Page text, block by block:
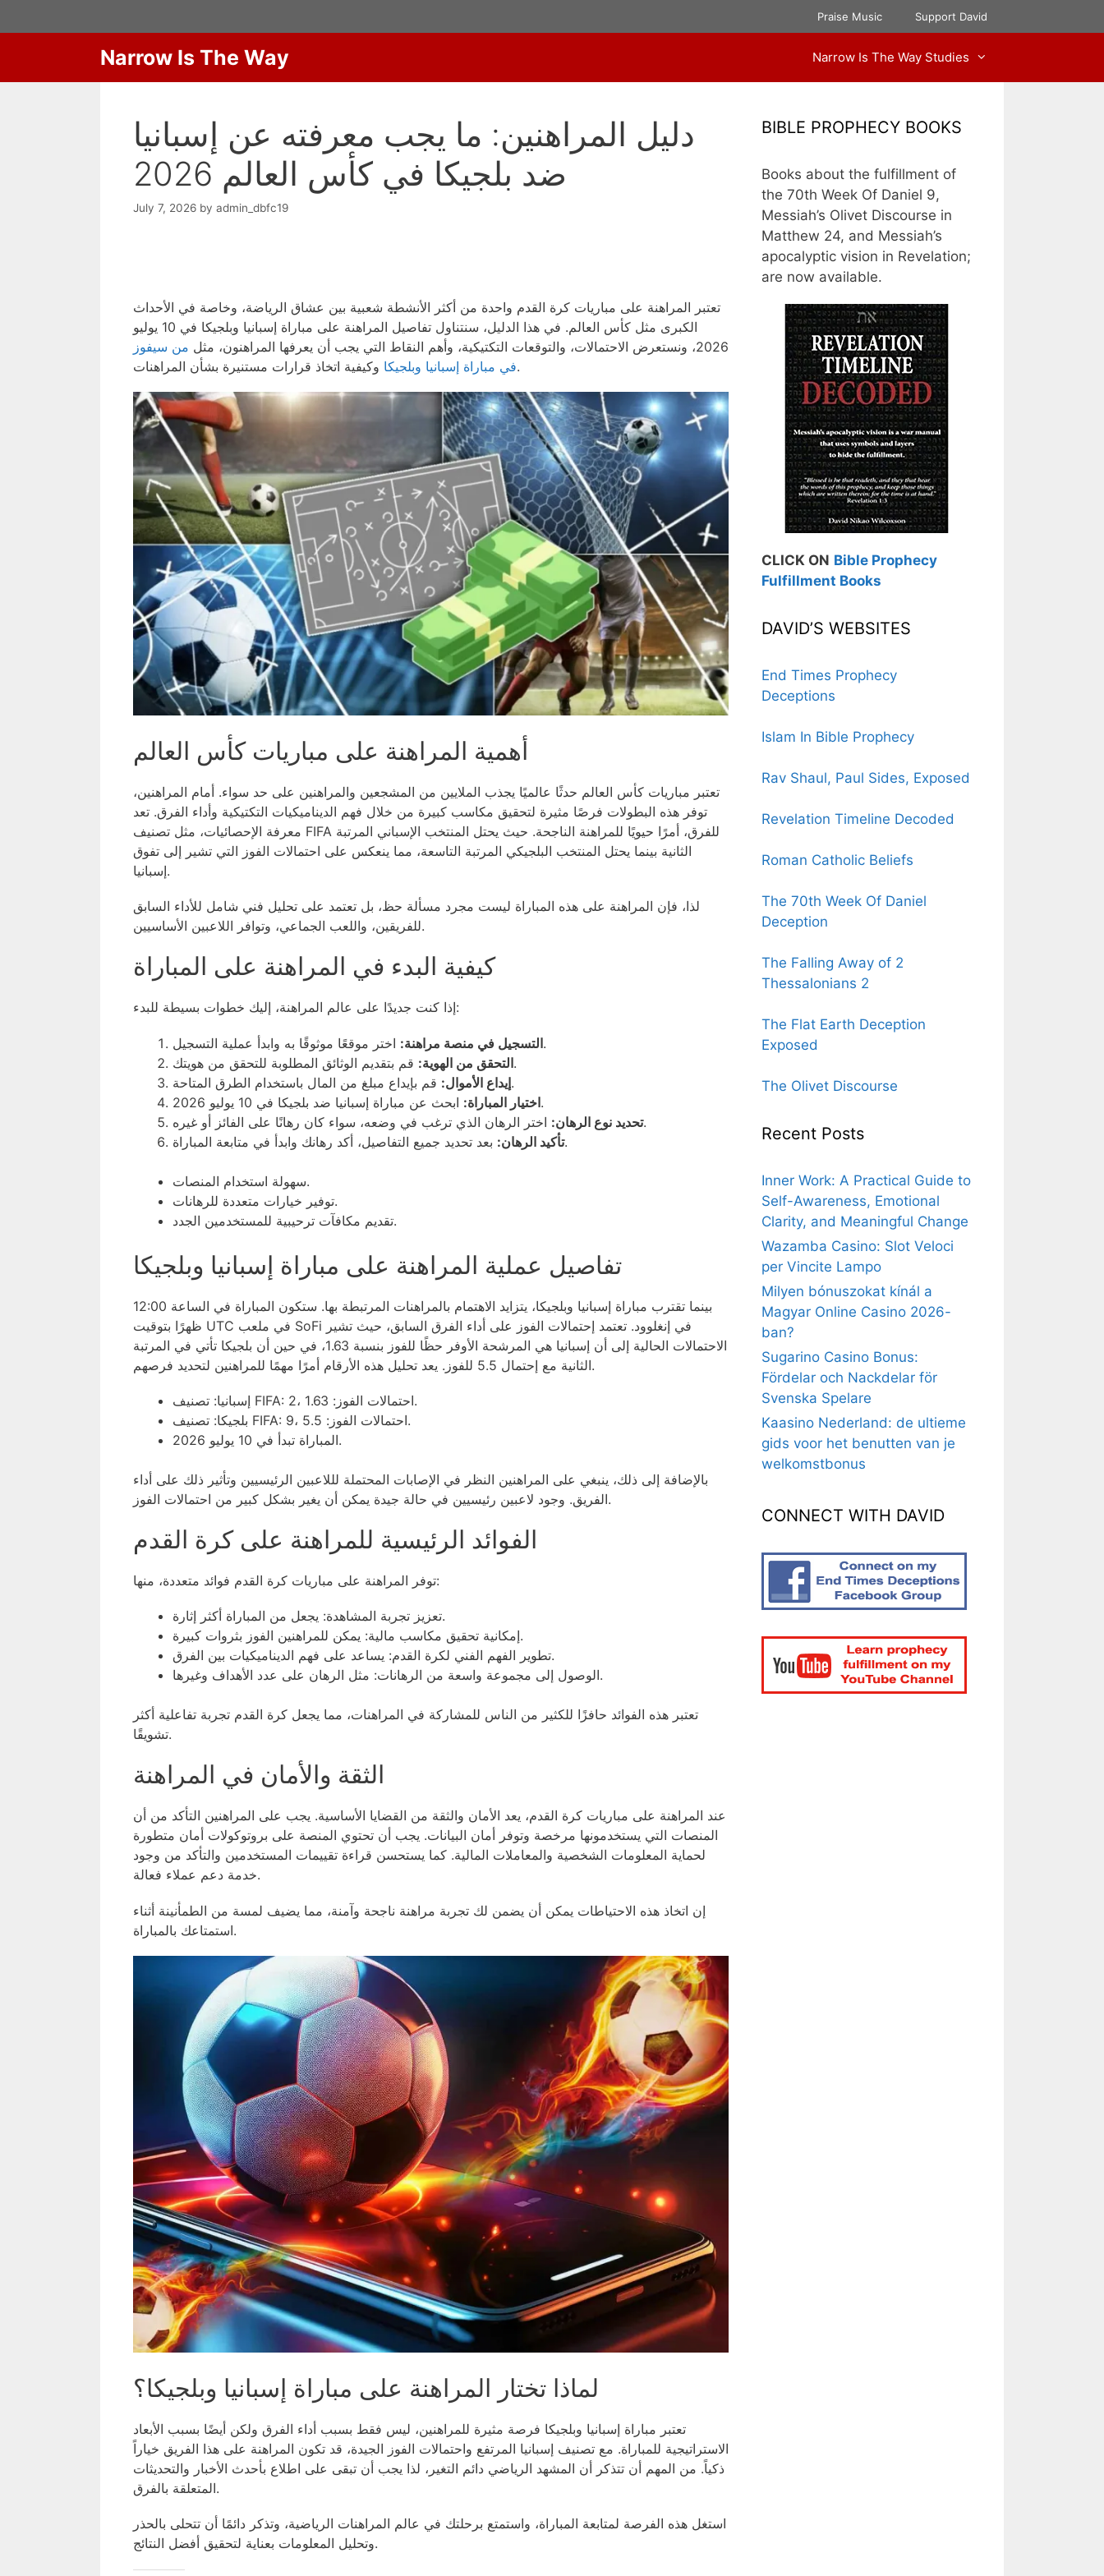
to
Praise Music Support David
Narrow Is The Way Narrow Is The Way Studies
دليل المراهنين: ما يجب معرفته عن إسبانيا
ضد بلجيكا في كأس العالم 2026
July 7, 2026 by admin_dbfc19
تعتبر المراهنة على مباريات كرة القدم واحدة من أكثر الأنشطة شعبية بين عشاق الرياضة، وخاصة في الأحداث
الكبرى مثل كأس العالم. في هذا الدليل، سنتناول تفاصيل المراهنة على مباراة إسبانيا وبلجيكا في 10 يوليو
2026، ونستعرض الاحتمالات، والتوقعات التكتيكية، وأهم النقاط التي يجب أن يعرفها المراهنون، مثل
من سيفوز
في مباراة إسبانيا وبلجيكاوكيفية اتخاذ قرارات مستنيرة بشأن المراهنات.
أهمية المراهنة على مباريات كأس العالم
تعتبر مباريات كأس العالم حدثًا عالميًا يجذب الملايين من المشجعين والمراهنين على حد سواء. أمام المراهنين،
توفر هذه البطولات فرصًا مثيرة لتحقيق مكاسب كبيرة من خلال فهم الديناميكيات التكتيكية وأداء الفرق. تعد
معرفة الإحصائيات، مثل تصنيف FIFA للفرق، أمرًا حيويًا للمراهنة الناجحة. حيث يحتل المنتخب الإسباني المرتبة
الثانية بينما يحتل المنتخب البلجيكي المرتبة التاسعة، مما ينعكس على احتمالات الفوز التي تشير إلى تفوق
إسبانيا.
لذا، فإن المراهنة على هذه المباراة ليست مجرد مسألة حظ، بل تعتمد على تحليل فني شامل للأداء السابق
للفريقين، واللعب الجماعي، وتوافر اللاعبين الأساسيين.
كيفية البدء في المراهنة على المباراة
إذا كنت جديدًا على عالم المراهنة، إليك خطوات بسيطة للبدء:
التسجيل في منصة مراهنة:اختر موقعًا موثوقًا به وابدأ عملية التسجيل.
التحقق من الهوية:قم بتقديم الوثائق المطلوبة للتحقق من هويتك.
إيداع الأموال:قم بإيداع مبلغ من المال باستخدام الطرق المتاحة.
اختيار المباراة:ابحث عن مباراة إسبانيا ضد بلجيكا في 10 يوليو 2026.
تحديد نوع الرهان:اختر الرهان الذي ترغب في وضعه، سواء كان رهانًا على الفائز أو غيره.
تأكيد الرهان:بعد تحديد جميع التفاصيل، أكد رهانك وابدأ في متابعة المباراة.
سهولة استخدام المنصات.
توفير خيارات متعددة للرهانات.
تقديم مكافآت ترحيبية للمستخدمين الجدد.
تفاصيل عملية المراهنة على مباراة إسبانيا وبلجيكا
بينما تقترب مباراة إسبانيا وبلجيكا، يتزايد الاهتمام بالمراهنات المرتبطة بها. ستكون المباراة في الساعة 12:00
ظهرًا بتوقيت UTC في ملعب SoFi في إنغلوود. تعتمد إحتمالات الفوز على أداء الفرق السابق، حيث تشير
الاحتمالات الحالية إلى أن إسبانيا هي المرشحة الأوفر حظًا للفوز بنسبة 1.63، في حين أن بلجيكا تأتي في المرتبة
الثانية مع إحتمال 5.5 للفوز. يعد تحليل هذه الأرقام أمرًا مهمًا للمراهنين لتحديد فرصهم.
إسبانيا: تصنيف FIFA: 2، احتمالات الفوز: 1.63.
بلجيكا: تصنيف FIFA: 9، احتمالات الفوز: 5.5.
المباراة تبدأ في 10 يوليو 2026.
بالإضافة إلى ذلك، ينبغي على المراهنين النظر في الإصابات المحتملة لللاعبين الرئيسيين وتأثير ذلك على أداء
الفريق. وجود لاعبين رئيسيين في حالة جيدة يمكن أن يغير بشكل كبير من احتمالات الفوز.
الفوائد الرئيسية للمراهنة على كرة القدم
توفر المراهنة على مباريات كرة القدم فوائد متعددة، منها:
تعزيز تجربة المشاهدة: يجعل من المباراة أكثر إثارة.
إمكانية تحقيق مكاسب مالية: يمكن للمراهنين الفوز بثروات كبيرة.
تطوير الفهم الفني لكرة القدم: يساعد على فهم الديناميكيات بين الفرق.
الوصول إلى مجموعة واسعة من الرهانات: مثل الرهان على عدد الأهداف وغيرها.
تعتبر هذه الفوائد حافزًا للكثير من الناس للمشاركة في المراهنات، مما يجعل كرة القدم تجربة تفاعلية أكثر
تشويقًا.
الثقة والأمان في المراهنة
عند المراهنة على مباريات كرة القدم، يعد الأمان والثقة من القضايا الأساسية. يجب على المراهنين التأكد من أن
المنصات التي يستخدمونها مرخصة وتوفر أمان البيانات. يجب أن تحتوي المنصة على بروتوكولات أمان متطورة
لحماية المعلومات الشخصية والمعاملات المالية. كما يستحسن قراءة تقييمات المستخدمين والتأكد من وجود
خدمة دعم عملاء فعالة.
إن اتخاذ هذه الاحتياطات يمكن أن يضمن لك تجربة مراهنة ناجحة وآمنة، مما يضيف لمسة من الطمأنينة أثناء
استمتاعك بالمباراة.
لماذا تختار المراهنة على مباراة إسبانيا وبلجيكا؟
تعتبر مباراة إسبانيا وبلجيكا فرصة مثيرة للمراهنين، ليس فقط بسبب أداء الفرق ولكن أيضًا بسبب الأبعاد
الاستراتيجية للمباراة. مع تصنيف إسبانيا المرتفع واحتمالات الفوز الجيدة، قد تكون المراهنة على هذا الفريق خياراً
ذكياً. من المهم أن تتذكر أن المشهد الرياضي دائم التغير، لذا يجب أن تبقى على اطلاع بأحدث الأخبار والتحديثات
المتعلقة بالفرق.
استغل هذه الفرصة لمتابعة المباراة، واستمتع برحلتك في عالم المراهنات الرياضية، وتذكر دائمًا أن تتحلى بالحذر
وتحليل المعلومات بعناية لتحقيق أفضل النتائج.
BIBLE PROPHECY BOOKS
Books about the fulfillment of
the 70th Week Of Daniel 9,
Messiah’s Olivet Discourse in
Matthew 24, and Messiah’s
apocalyptic vision in Revelation;
are now available.
CLICK ON Bible Prophecy
Fulfillment Books
DAVID’S WEBSITES
End Times Prophecy
Deceptions
Islam In Bible Prophecy
Rav Shaul, Paul Sides, Exposed
Revelation Timeline Decoded
Roman Catholic Beliefs
The 70th Week Of Daniel
Deception
The Falling Away of 2
Thessalonians 2
The Flat Earth Deception
Exposed
The Olivet Discourse
Recent Posts
Inner Work: A Practical Guide to
Self-Awareness, Emotional
Clarity, and Meaningful Change
Wazamba Casino: Slot Veloci
per Vincite Lampo
Milyen bónuszokat kínál a
Magyar Online Casino 2026-
ban?
Sugarino Casino Bonus:
Fördelar och Nackdelar för
Svenska Spelare
Kaasino Nederland: de ultieme
gids voor het benutten van je
welkomstbonus
CONNECT WITH DAVID